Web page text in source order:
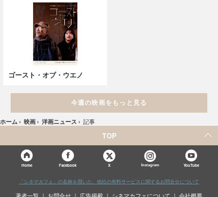
ゴースト・オブ・ウエノ
今週の映画をもっと見る
ホーム › 映画 › 洋画ニュース › 記事
TOP
Home Facebook X Instagram YouTube
「シネマカフェ」の名称を用いた、他社の有料サービスに関するお問合せについて